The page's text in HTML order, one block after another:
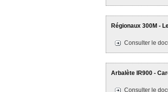
Régionaux 300M -
Consulter le
Arbalète IR900 -
Consulter le